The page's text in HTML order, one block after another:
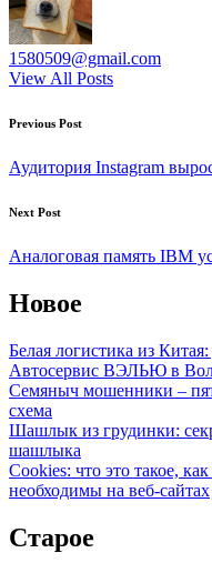
1580509@gmail.com
View All Posts
Post
navigation
Previous Post
Аудитория Instagram
Next Post
Аналоговая память IBM
Новое
Белая логистика из
Автосервис ВЭЛЬЮ в
Семяныч мошенники –
схема
Шашлык из грудинки:
шашлыка
Cookies: что это такое,
необходимы на веб-сайтах
Старое